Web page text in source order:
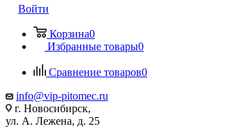
Войти
Корзина0
Избранные товары0
Сравнение товаров0
info@vip-pitomec.ru
г. Новосибирск,
ул. А. Лежена, д. 25